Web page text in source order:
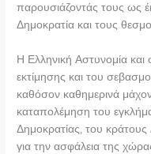
παρουσιάζοντάς τους ως
Δημοκρατία και τους
Η Ελληνική Αστυνομία και
εκτίμησης και του
καθόσον καθημερινά
καταπολέμηση του
Δημοκρατίας, του κράτους
για την ασφάλεια της